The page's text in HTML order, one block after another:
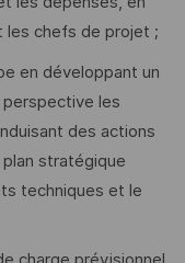
les chefs de projet ;
en développant un
les
des actions
stratégique
techniques et le